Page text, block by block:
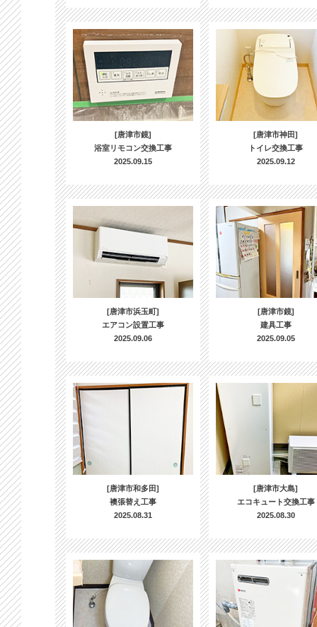
[唐津市鏡]
浴室リモコン交換工事
2025.09.15
[唐津市神田]
トイレ交換工事
2025.09.12
[唐津市浜玉町]
エアコン設置工事
2025.09.06
[唐津市鏡]
建具工事
2025.09.05
[唐津市和多田]
襖張替え工事
2025.08.31
[唐津市大島]
エコキュート交換工事
2025.08.30